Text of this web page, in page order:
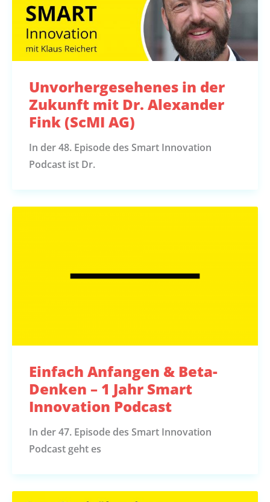
Unvorhergesehenes in der
Zukunft mit Dr. Alexander
Fink (ScMI AG)
In der 48. Episode des Smart Innovation
Podcast ist Dr.
Einfach Anfangen & Beta-
Denken – 1 Jahr Smart
Innovation Podcast
In der 47. Episode des Smart Innovation
Podcast geht es